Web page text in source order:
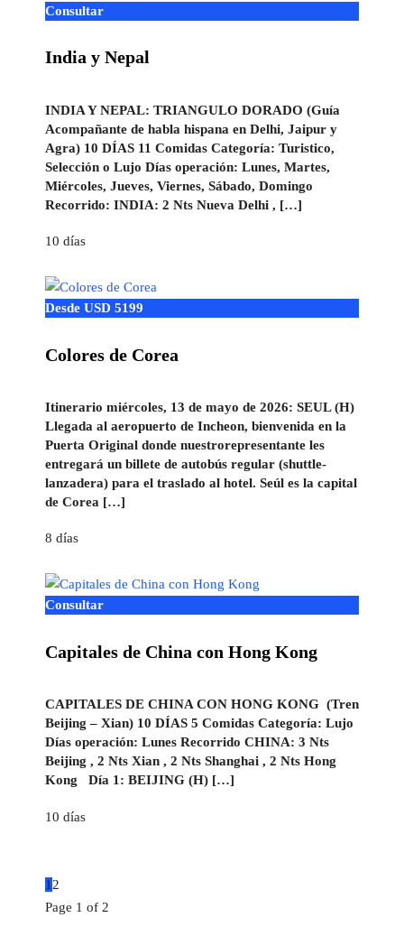
Consultar
India y Nepal
INDIA Y NEPAL: TRIANGULO DORADO (Guía
Acompañante de habla hispana en Delhi, Jaipur y
Agra) 10 DÍAS 11 Comidas Categoría: Turistico,
Selección o Lujo Días operación: Lunes, Martes,
Miércoles, Jueves, Viernes, Sábado, Domingo
Recorrido: INDIA: 2 Nts Nueva Delhi , […]
10 días
Desde USD 5199
Colores de Corea
Itinerario miércoles, 13 de mayo de 2026: SEUL (H)
Llegada al aeropuerto de Incheon, bienvenida en la
Puerta Original donde nuestrorepresentante les
entregará un billete de autobús regular (shuttle-
lanzadera) para el traslado al hotel. Seúl es la capital
de Corea […]
8 días
Consultar
Capitales de China con Hong Kong
CAPITALES DE CHINA CON HONG KONG (Tren
Beijing – Xian) 10 DÍAS 5 Comidas Categoría: Lujo
Días operación: Lunes Recorrido CHINA: 3 Nts
Beijing , 2 Nts Xian , 2 Nts Shanghai , 2 Nts Hong
Kong Día 1: BEIJING (H) […]
10 días
1 2
Page 1 of 2